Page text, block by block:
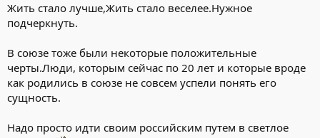
Жить стало лучше,Жить стало веселее.Нужное
подчеркнуть.
В союзе тоже были некоторые положительные
черты.Люди, которым сейчас по 20 лет и которые вроде
как родились в союзе не совсем успели понять его
сущность.
Надо просто идти своим российским путем в светлое